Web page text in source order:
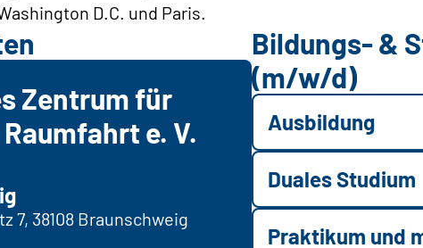
D.C. und Paris.
Zentrum für
e. V.
7, 38108 Braunschweig
Bildungs- &
(m/w/d)
Ausbildung
Duales Studium
Praktikum und